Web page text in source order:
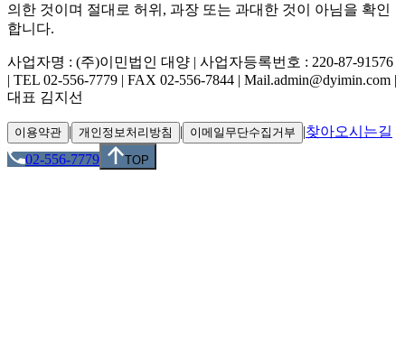
의한 것이며 절대로 허위, 과장 또는 과대한 것이 아님을 확인
합니다.
사업자명 : (주)이민법인 대양 | 사업자등록번호 : 220-87-91576
| TEL 02-556-7779 | FAX 02-556-7844 | Mail.admin@dyimin.com |
대표 김지선
이용약관 | 개인정보처리방침 | 이메일무단수집거부 |찾아오시는길
02-556-7779
TOP